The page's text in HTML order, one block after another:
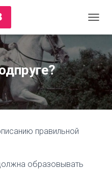
Е
Е
К
Л
Ч
И
Т
правильной
образовывать